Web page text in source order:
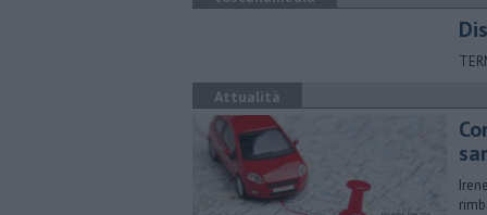
Attualità